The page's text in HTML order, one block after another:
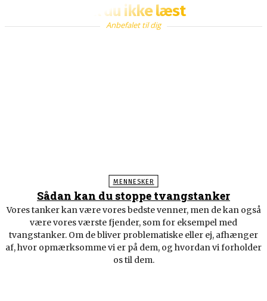
Fik du ikke læst
Anbefalet til dig
MENNESKER
Sådan kan du stoppe tvangstanker
Vores tanker kan være vores bedste venner, men de kan også
være vores værste fjender, som for eksempel med
tvangstanker. Om de bliver problematiske eller ej, afhænger
af, hvor opmærksomme vi er på dem, og hvordan vi forholder
os til dem.